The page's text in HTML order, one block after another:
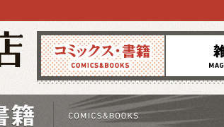
コミックス 雑誌